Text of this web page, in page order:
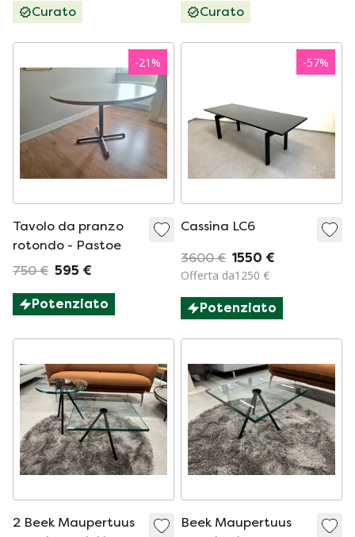
Curato Curato
-21%
Tavolo da pranzo
rotondo - Pastoe
750 € 595 €
Potenziato
-57%
Cassina LC6
3600 € 1550 €
Offerta da1250 €
Potenziato
2 Beek Maupertuus
Beek Maupertuus